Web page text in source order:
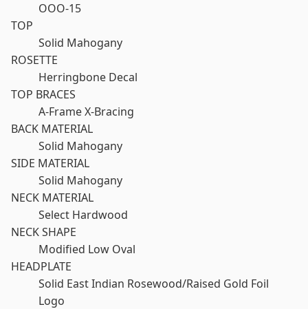
OOO-15
TOP
Solid Mahogany
ROSETTE
Herringbone Decal
TOP BRACES
A-Frame X-Bracing
BACK MATERIAL
Solid Mahogany
SIDE MATERIAL
Solid Mahogany
NECK MATERIAL
Select Hardwood
NECK SHAPE
Modified Low Oval
HEADPLATE
Solid East Indian Rosewood/Raised Gold Foil
Logo